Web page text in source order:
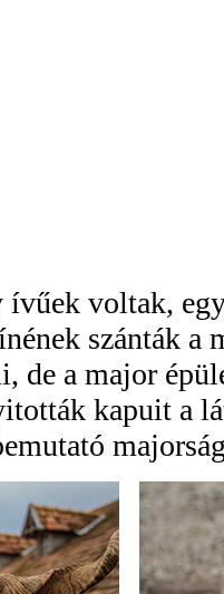
ívűek voltak,
szánták a
de a major
kapuit a